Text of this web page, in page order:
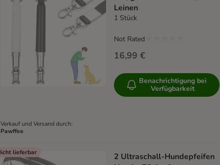
Verkauf und Versand durch:
Pawffee
Leinen
1 Stück
16,99 €
Not Rated
Benachrichtigung bei
Verfügbarkeit
lieferbar
2 Ultraschall-Hundepfeifen